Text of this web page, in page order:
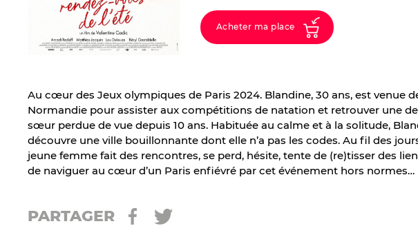
Acheter ma place
Au cœur des Jeux olympiques de Paris 2024. Blandine, 30 ans, est venue
Normandie pour assister aux compétitions de natation et retrouver une
sœur perdue de vue depuis 10 ans. Habituée au calme et à la solitude,
découvre une ville bouillonnante dont elle n’a pas les codes. Au fil des
jeune femme fait des rencontres, se perd, hésite, tente de (re)tisser des
de naviguer au cœur d’un Paris enfiévré par cet événement hors normes…
PARTAGER